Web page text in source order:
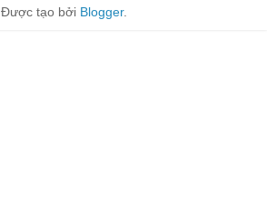
Được tạo bởi Blogger.